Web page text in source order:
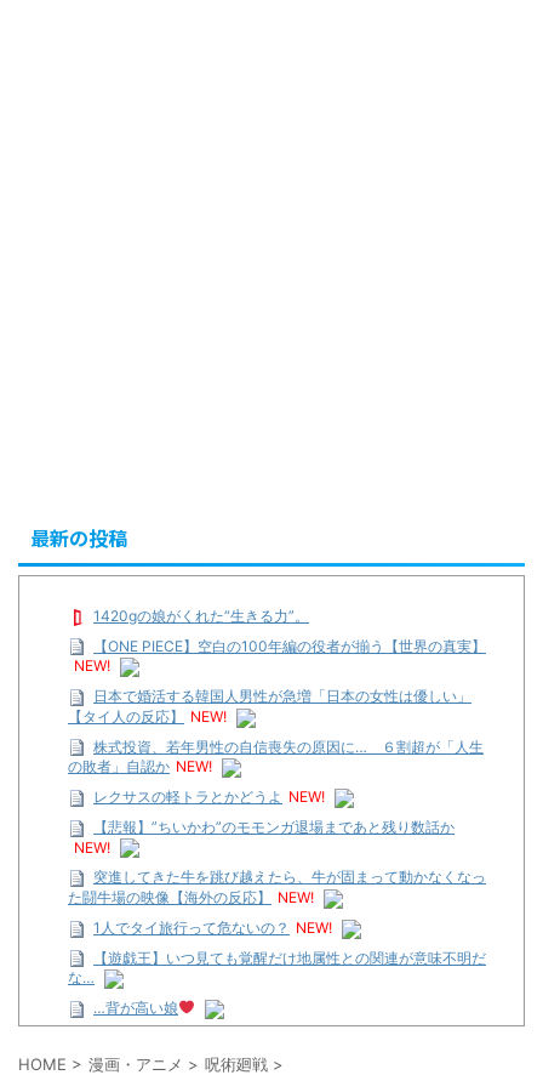
最新の投稿
1420gの娘がくれた“生きる力”。
【ONE PIECE】空白の100年編の役者が揃う【世界の真実】
NEW!
日本で婚活する韓国人男性が急増「日本の女性は優しい」
【タイ人の反応】
NEW!
株式投資、若年男性の自信喪失の原因に… ６割超が「人生
の敗者」自認か NEW!
レクサスの軽トラとかどうよ NEW!
【悲報】”ちいかわ”のモモンガ退場まであと残り数話か
NEW!
突進してきた牛を跳び越えたら、牛が固まって動かなくなっ
た闘牛場の映像【海外の反応】
NEW!
1人でタイ旅行って危ないの？ NEW!
【遊戯王】いつ見ても覚醒だけ地属性との関連が意味不明だ
な…
…背が高い娘
な…
HOME > 漫画・アニメ > 呪術廻戦 >